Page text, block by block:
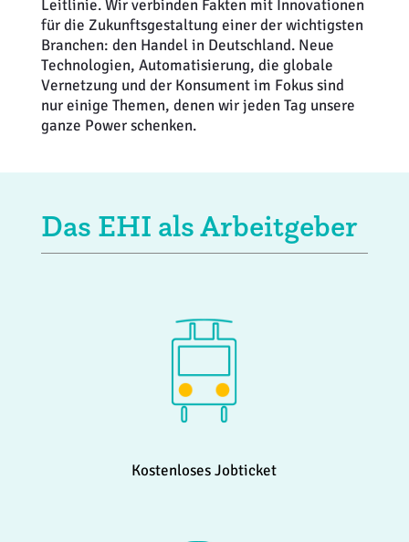
Leitlinie. Wir verbinden Fakten mit Innovationen
für die Zukunftsgestaltung einer der wichtigsten
Branchen: den Handel in Deutschland. Neue
Technologien, Automatisierung, die globale
Vernetzung und der Konsument im Fokus sind
nur einige Themen, denen wir jeden Tag unsere
ganze Power schenken.
Das EHI als Arbeitgeber
Kostenloses Jobticket
Weiterbildung
Marktmacher
Inventurdifferenzen + Sicherheit
KI + Robotics
Klima + Energie
Logistik + Verpackung
Marketing
EHI LAB
Mitglieder